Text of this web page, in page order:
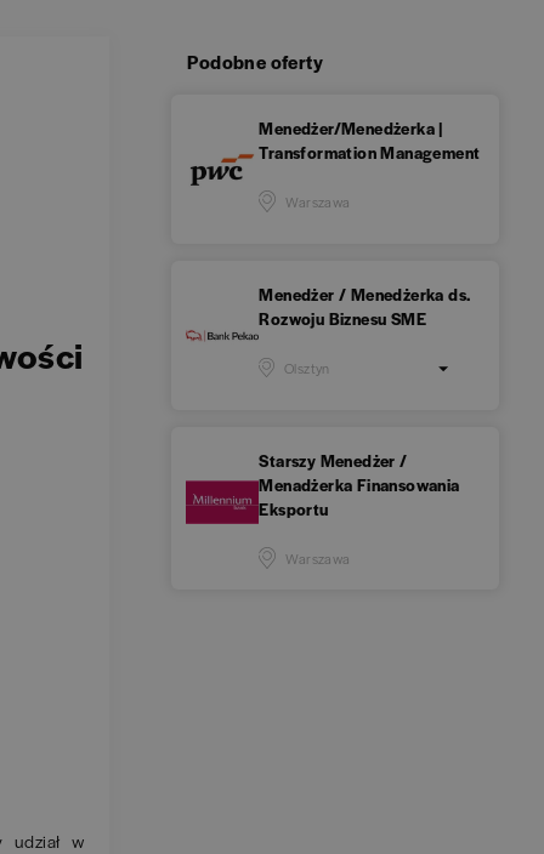
udział w
Podobne oferty
Menedżer/Menedżerka |
Transformation Management
Warszawa
Menedżer / Menedżerka ds.
Rozwoju Biznesu SME
Olsztyn
Starszy Menedżer /
Menadżerka Finansowania
Eksportu
Warszawa